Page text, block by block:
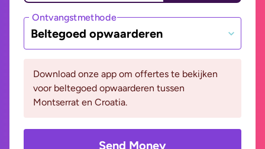
Ontvangstmethode
Beltegoed opwaarderen
Download onze app om offertes te bekijken
voor beltegoed opwaarderen tussen
Montserrat en Croatia.
Send Money